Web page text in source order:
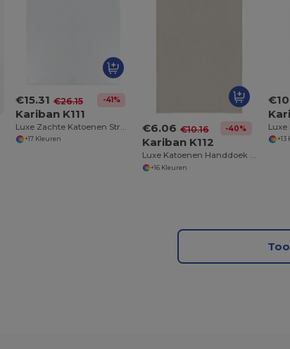
€15.31 €26.15 -41%
Kariban K111
+17 Kleuren
€6.06 €10.16 -40%
Kariban K112
Luxe Katoenen Handdoek Collectie
+16 Kleuren
+13